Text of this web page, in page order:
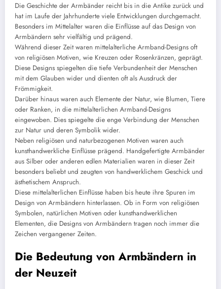
Die Geschichte der Armbänder reicht bis in die Antike zurück und
hat im Laufe der Jahrhunderte viele Entwicklungen durchgemacht.
Besonders im Mittelalter waren die Einflüsse auf das Design von
Armbändern sehr vielfältig und prägend.
Während dieser Zeit waren mittelalterliche Armband-Designs oft
von religiösen Motiven, wie Kreuzen oder Rosenkränzen, geprägt.
Diese Designs spiegelten die tiefe Verbundenheit der Menschen
mit dem Glauben wider und dienten oft als Ausdruck der
Frömmigkeit.
Darüber hinaus waren auch Elemente der Natur, wie Blumen, Tiere
oder Ranken, in die mittelalterlichen Armband-Designs
eingewoben. Dies spiegelte die enge Verbindung der Menschen
zur Natur und deren Symbolik wider.
Neben religiösen und naturbezogenen Motiven waren auch
kunsthandwerkliche Einflüsse prägend. Handgefertigte Armbänder
aus Silber oder anderen edlen Materialien waren in dieser Zeit
besonders beliebt und zeugten von handwerklichem Geschick und
ästhetischem Anspruch.
Diese mittelalterlichen Einflüsse haben bis heute ihre Spuren im
Design von Armbändern hinterlassen. Ob in Form von religiösen
Symbolen, natürlichen Motiven oder kunsthandwerklichen
Elementen, die Designs von Armbändern tragen noch immer die
Zeichen vergangener Zeiten.
Die Bedeutung von Armbändern in
der Neuzeit